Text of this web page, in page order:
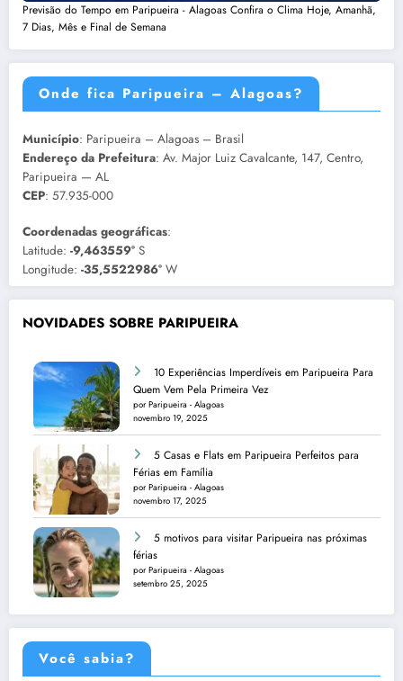
Previsão do Tempo em Paripueira - Alagoas Confira o Clima Hoje, Amanhã,
7 Dias, Mês e Final de Semana
Onde fica Paripueira – Alagoas?
Município: Paripueira – Alagoas – Brasil
Endereço da Prefeitura: Av. Major Luiz Cavalcante, 147, Centro,
Paripueira — AL
CEP: 57.935-000
Coordenadas geográficas:
Latitude: -9,463559° S
Longitude: -35,5522986° W
NOVIDADES SOBRE PARIPUEIRA
10 Experiências Imperdíveis em Paripueira Para
Quem Vem Pela Primeira Vez
por Paripueira - Alagoas
novembro 19, 2025
5 Casas e Flats em Paripueira Perfeitos para
Férias em Família
por Paripueira - Alagoas
novembro 17, 2025
5 motivos para visitar Paripueira nas próximas
férias
por Paripueira - Alagoas
setembro 25, 2025
Você sabia?